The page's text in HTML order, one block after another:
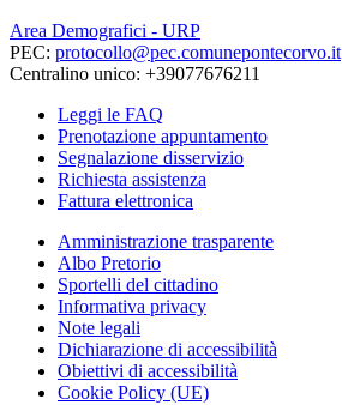
Area Demografici - URP
PEC: protocollo@pec.comunepontecorvo.it
Centralino unico: +39077676211
Leggi le FAQ
Prenotazione appuntamento
Segnalazione disservizio
Richiesta assistenza
Fattura elettronica
Amministrazione trasparente
Albo Pretorio
Sportelli del cittadino
Informativa privacy
Note legali
Dichiarazione di accessibilità
Obiettivi di accessibilità
Cookie Policy (UE)